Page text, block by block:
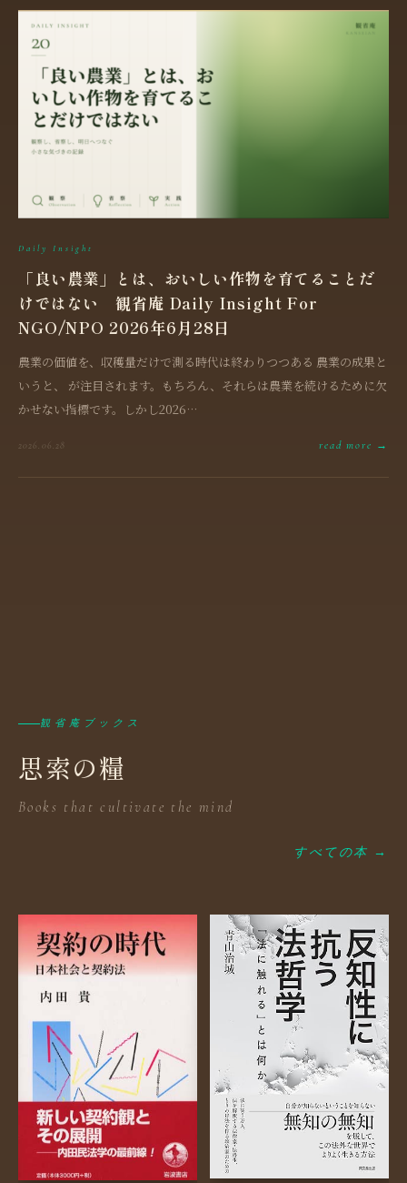
Daily Insight
「良い農業」とは、おいしい作物を育てることだ
けではない 観省庵 Daily Insight For
NGO/NPO 2026年6月28日
農業の価値を、収穫量だけで測る時代は終わりつつある 農業の成果と
いうと、 が注目されます。もちろん、それらは農業を続けるために欠
かせない指標です。しかし2026…
2026.06.28 read more →
観省庵ブックス
思索の糧
Books that cultivate the mind
すべての本 →